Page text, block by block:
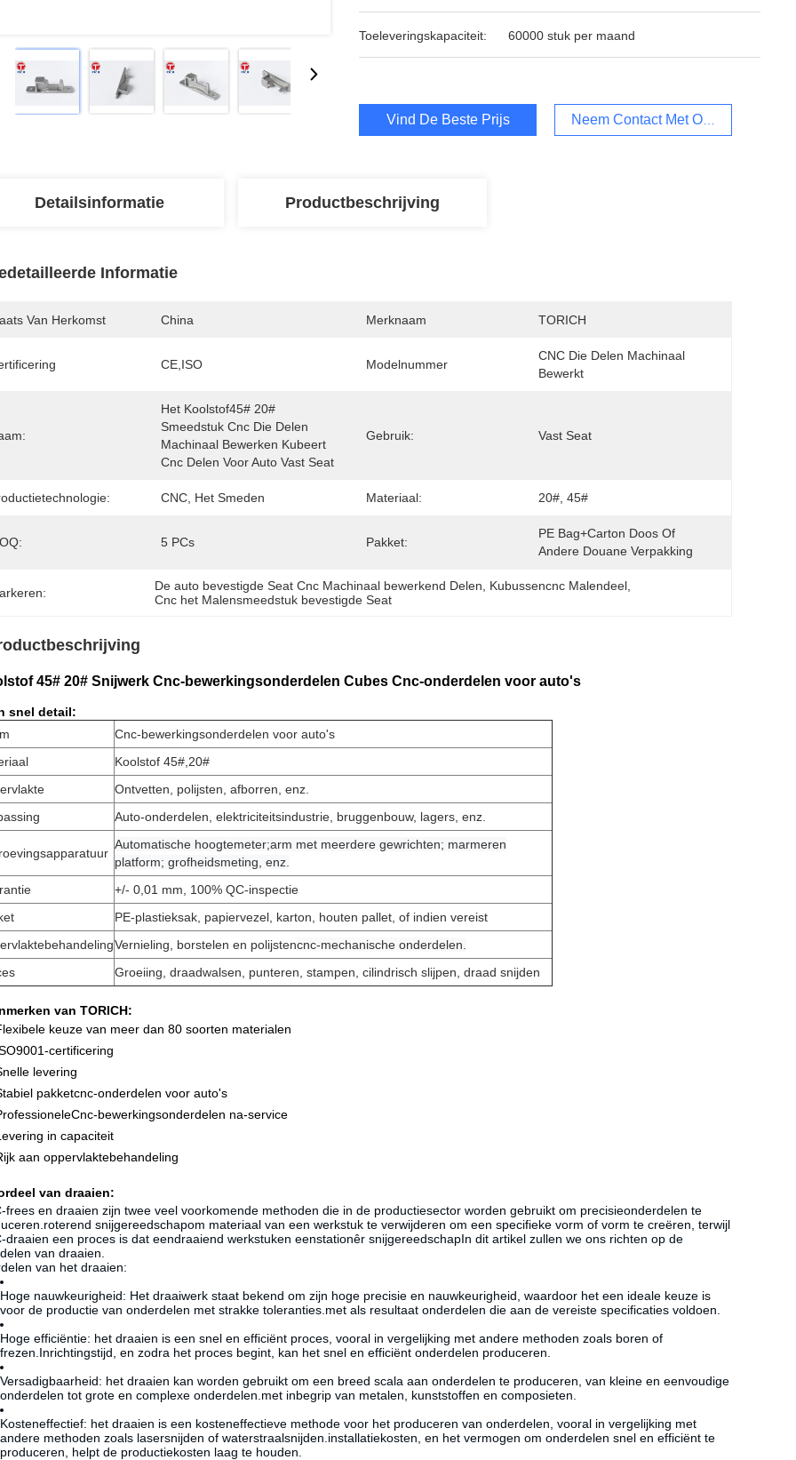
Toeleveringskapaciteit: 60000 stuk per maand
Vind De Beste Prijs Neem Contact Met Ons Op.
Detailsinformatie Productbeschrijving
Informatie
Van Herkomst China Merknaam TORICH
CE,ISO Modelnummer
CNC Die Delen Machinaal
Bewerkt
Het Koolstof45# 20#
Smeedstuk Cnc Die Delen
Machinaal Bewerken Kubeert
Cnc Delen Voor Auto Vast Seat
Gebruik: Vast Seat
CNC, Het Smeden Materiaal: 20#, 45#
5 PCs Pakket:
PE Bag+carton Doos Of
Andere Douane Verpakking
De auto bevestigde Seat Cnc Machinaal bewerkend Delen Kubussencnc Malendeel
Cnc het Malensmeedstuk bevestigde Seat
45# 20# Snijwerk Cnc-bewerkingsonderdelen Cubes Cnc-onderdelen voor auto's
snel detail:
Cnc-bewerkingsonderdelen voor auto's
Koolstof 45#,20#
Ontvetten, polijsten, afborren, enz.
Auto-onderdelen, elektriciteitsindustrie, bruggenbouw, lagers, enz.
Automatische hoogtemeter;arm met meerdere gewrichten; marmeren
platform; grofheidsmeting, enz.
+/- 0,01 mm, 100% QC-inspectie
PE-plastieksak, papiervezel, karton, houten pallet, of indien vereist
Vernieling, borstelen en polijstencnc-mechanische onderdelen.
Groeiing, draadwalsen, punteren, stampen, cilindrisch slijpen, draad snijden
van TORICH:
keuze van meer dan 80 soorten materialen
certificering
levering
pakketcnc-onderdelen voor auto's
Cnc-bewerkingsonderdelen na-service
in capaciteit
aan oppervlaktebehandeling
van draaien:
frees en draaien zijn twee veel voorkomende methoden die in de productiesector worden gebruikt om precisieonderdelen te
roterend snijgereedschapom materiaal van een werkstuk te verwijderen om een specifieke vorm of vorm te creëren, terwijl
draaien een proces is dat eendraaiend werkstuken eenstationêr snijgereedschapIn dit artikel zullen we ons richten op de
van draaien.
van het draaien:
Hoge nauwkeurigheid: Het draaiwerk staat bekend om zijn hoge precisie en nauwkeurigheid, waardoor het een ideale keuze is
voor de productie van onderdelen met strakke toleranties.met als resultaat onderdelen die aan de vereiste specificaties voldoen.
Hoge efficiëntie: het draaien is een snel en efficiënt proces, vooral in vergelijking met andere methoden zoals boren of
frezen. Inrichtingstijd , en zodra het proces begint, kan het snel en efficiënt onderdelen produceren.
Versadigbaarheid: het draaien kan worden gebruikt om een breed scala aan onderdelen te produceren, van kleine en eenvoudige
onderdelen tot grote en complexe onderdelen.met inbegrip van metalen, kunststoffen en composieten.
Kosteneffectief: het draaien is een kosteneffectieve methode voor het produceren van onderdelen, vooral in vergelijking met
andere methoden zoals lasersnijden of waterstraalsnijden. installatiekosten , en het vermogen om onderdelen snel en efficiënt te
produceren, helpt de productiekosten laag te houden.